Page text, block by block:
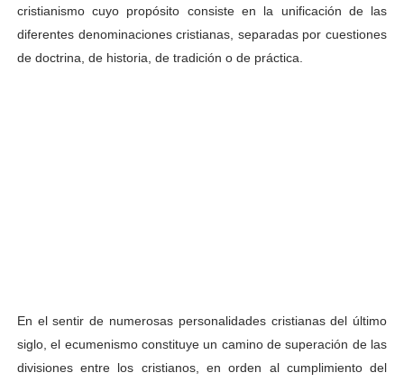
cristianismo cuyo propósito consiste en la unificación de las
diferentes denominaciones cristianas, separadas por cuestiones
de doctrina, de historia, de tradición o de práctica.
En el sentir de numerosas personalidades cristianas del último
siglo, el ecumenismo constituye un camino de superación de las
divisiones entre los cristianos, en orden al cumplimiento del